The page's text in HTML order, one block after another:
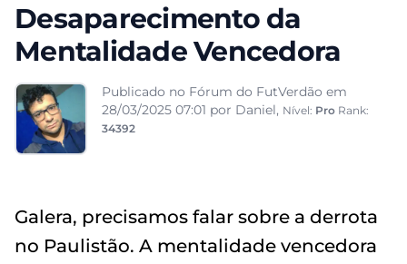
Desaparecimento da
Mentalidade Vencedora
Publicado no Fórum do FutVerdão em
28/03/2025 07:01 por Daniel, Nível: Pro Rank:
34392
Galera, precisamos falar sobre a derrota
no Paulistão. A mentalidade vencedora